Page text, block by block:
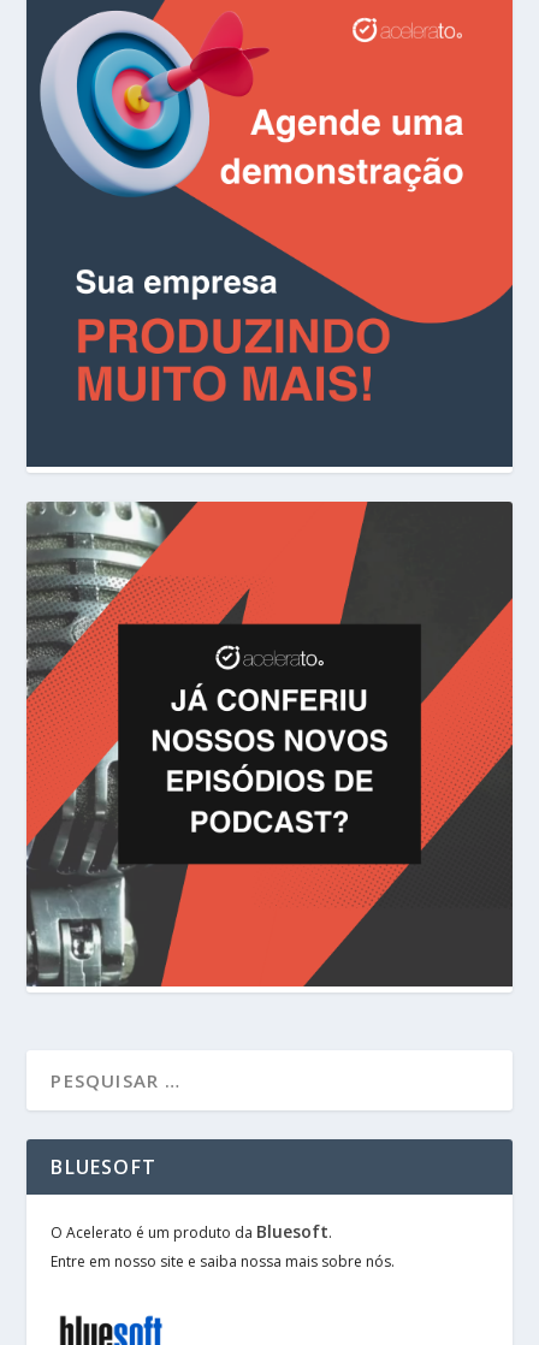
BLUESOFT
O Acelerato é um produto da Bluesoft.
Entre em nosso site e saiba nossa mais sobre nós.